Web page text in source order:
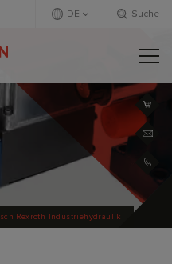
DE Suche
Rexroth Industriehydraulik